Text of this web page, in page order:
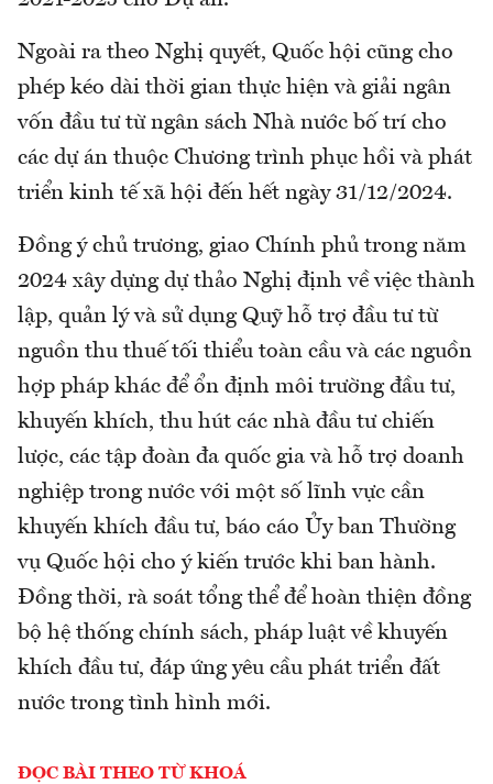
Ngoài ra theo Nghị quyết, Quốc hội cũng cho
phép kéo dài thời gian thực hiện và giải ngân
vốn đầu tư từ ngân sách Nhà nước bố trí cho
các dự án thuộc Chương trình phục hồi và phát
triển kinh tế xã hội đến hết ngày 31/12/2024.
Đồng ý chủ trương, giao Chính phủ trong năm
2024 xây dựng dự thảo Nghị định về việc thành
lập, quản lý và sử dụng Quỹ hỗ trợ đầu tư từ
nguồn thu thuế tối thiểu toàn cầu và các nguồn
hợp pháp khác để ổn định môi trường đầu tư,
khuyến khích, thu hút các nhà đầu tư chiến
lược, các tập đoàn đa quốc gia và hỗ trợ doanh
nghiệp trong nước với một số lĩnh vực cần
khuyến khích đầu tư, báo cáo Ủy ban Thường
vụ Quốc hội cho ý kiến trước khi ban hành.
Đồng thời, rà soát tổng thể để hoàn thiện đồng
bộ hệ thống chính sách, pháp luật về khuyến
khích đầu tư, đáp ứng yêu cầu phát triển đất
nước trong tình hình mới.
ĐỌC BÀI THEO TỪ KHOÁ